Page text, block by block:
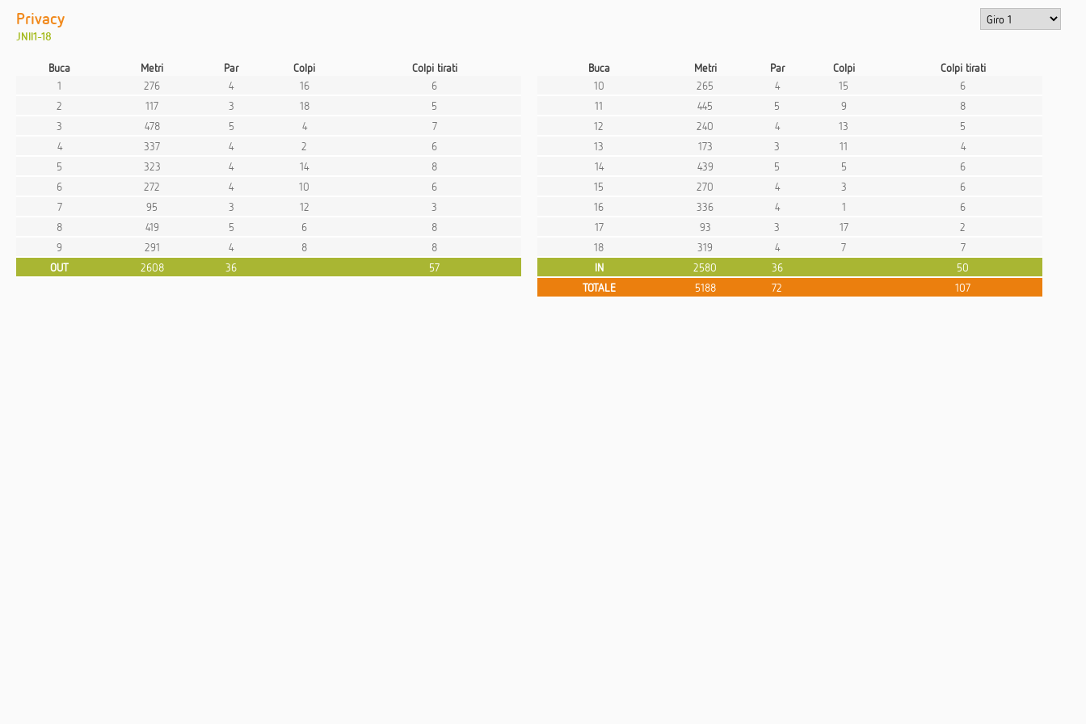
Privacy
JNII1-18
Buca Metri Par Colpi
Colpi tirati
1
276 4 16
6
2
117 3 18
5
3
478 5 4
7
4
337 4 2
6
5
323 4 14
8
6
272 4 10
6
7
95 3 12
3
8
419 5 6
8
9
291 4 8
8
OUT
2608 36 57
Buca Metri Par Colpi
Colpi tirati
10
265 4 15
6
11
445 5 9
8
12
240 4 13
5
13
173 3 11
4
14
439 5 5
6
15
270 4 3
6
16
336 4 1
6
17
93 3 17
2
18
319 4 7
7
IN
2580 36
50
TOTALE
5188 72 107